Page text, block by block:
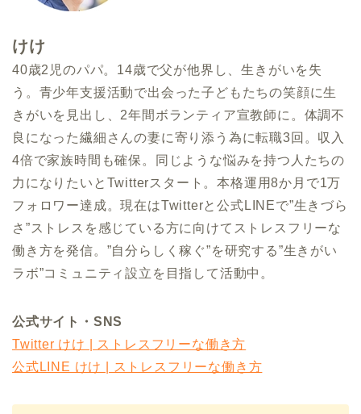
けけ
40歳2児のパパ。14歳で父が他界し、生きがいを失
う。青少年支援活動で出会った子どもたちの笑顔に生
きがいを見出し、2年間ボランティア宣教師に。体調不
良になった繊細さんの妻に寄り添う為に転職3回。収入
4倍で家族時間も確保。同じような悩みを持つ人たちの
力になりたいとTwitterスタート。本格運用8か月で1万
フォロワー達成。現在はTwitterと公式LINEで”生きづら
さ”ストレスを感じている方に向けてストレスフリーな
働き方を発信。”自分らしく稼ぐ”を研究する”生きがい
ラボ”コミュニティ設立を目指して活動中。
公式サイト・SNS
Twitter けけ | ストレスフリーな働き方
公式LINE けけ | ストレスフリーな働き方